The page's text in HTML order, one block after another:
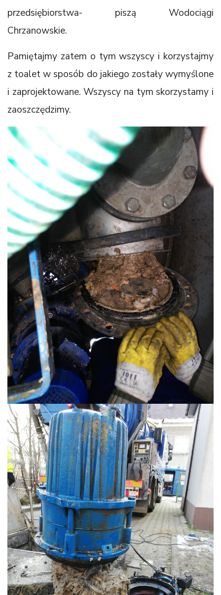
przedsiębiorstwa- piszą Wodociągi
Chrzanowskie.
Pamiętajmy zatem o tym wszyscy i korzystajmy
z toalet w sposób do jakiego zostały wymyślone
i zaprojektowane. Wszyscy na tym skorzystamy i
zaoszczędzimy.